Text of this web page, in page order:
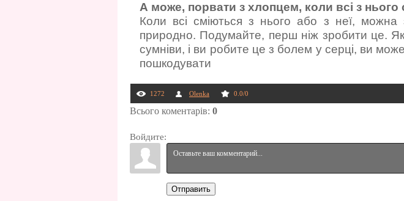
А може, порвати з хлопцем, коли всі з нього
Коли всі сміються з нього або з неї,
природно. Подумайте, перш ніж зробити це.
сумніви, і ви робите це з болем у серці, ви
пошкодувати
1272 Olenka 0.0/0
Всього коментарів: 0
Войдите:
Отправить